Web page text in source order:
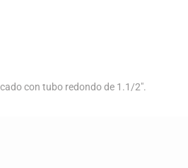
con tubo redondo de 1.1/2″.